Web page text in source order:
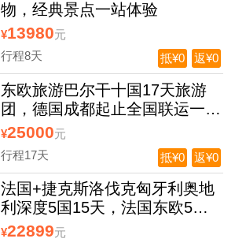
物，经典景点一站体验
¥13980元
行程8天
返¥0
抵¥0
东欧旅游巴尔干十国17天旅游
团，德国成都起止全国联运一价
全含
¥25000元
行程17天
返¥0
抵¥0
法国+捷克斯洛伐克匈牙利奥地
利深度5国15天，法国东欧5国
游
¥22899元